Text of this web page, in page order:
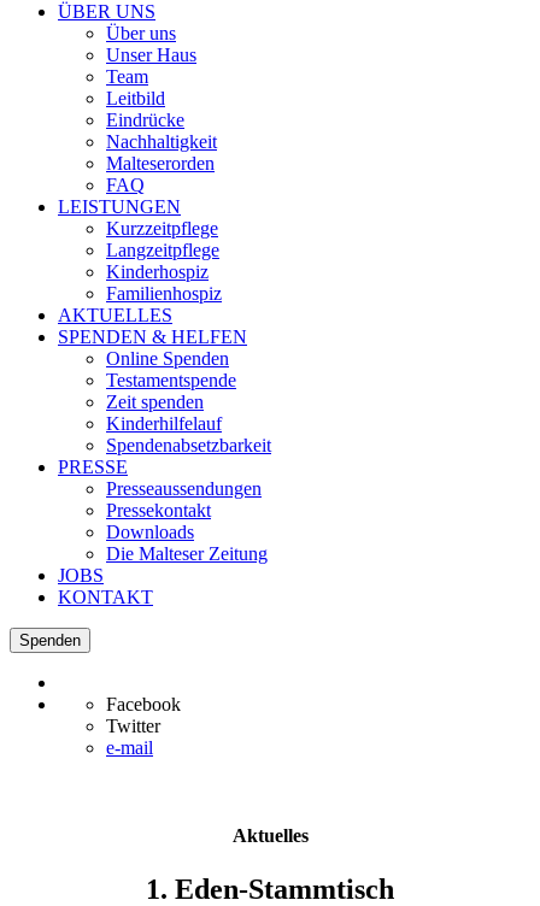
ÜBER UNS
Über uns
Unser Haus
Team
Leitbild
Eindrücke
Nachhaltigkeit
Malteserorden
FAQ
LEISTUNGEN
Kurzzeitpflege
Langzeitpflege
Kinderhospiz
Familienhospiz
AKTUELLES
SPENDEN & HELFEN
Online Spenden
Testamentspende
Zeit spenden
Kinderhilfelauf
Spendenabsetzbarkeit
PRESSE
Presseaussendungen
Pressekontakt
Downloads
Die Malteser Zeitung
JOBS
KONTAKT
Spenden
Facebook
Twitter
e-mail
Aktuelles
1. Eden-Stammtisch